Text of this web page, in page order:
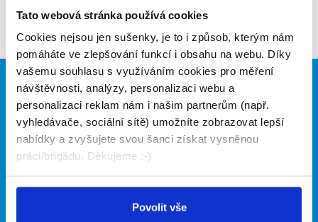
Tato webová stránka používá cookies
Cookies nejsou jen sušenky, je to i způsob, kterým nám
pomáháte ve zlepšování funkcí i obsahu na webu. Díky
vašemu souhlasu s využíváním cookies pro měření
návštěvnosti, analýzy, personalizaci webu a
personalizaci reklam nám i našim partnerům (např.
vyhledávače, sociální sítě) umožníte zobrazovat lepší
nabídky a zvyšujete svou šanci získat vysněnou
práci/brigádu. Děkujeme :-)
Povolit vše
Zpět
Brigádníci
Články
Hledané brigády
Firmy
Vložit inzerát
Ceník
Naše další projekty